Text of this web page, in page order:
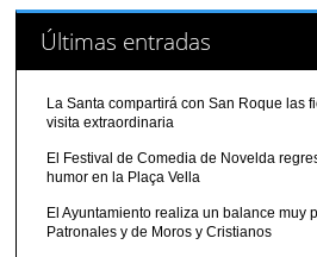
Últimas entradas
La Santa compartirá con San Roque las
visita extraordinaria
El Festival de Comedia de Novelda
humor en la Plaça Vella
El Ayuntamiento realiza un balance muy
Patronales y de Moros y Cristianos